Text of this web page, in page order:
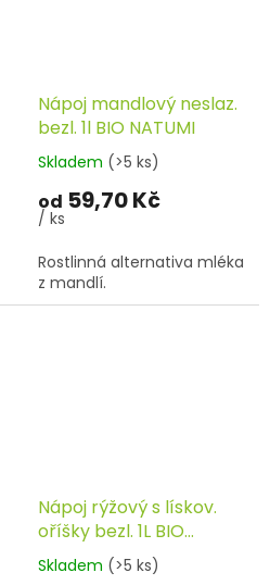
Nápoj mandlový neslaz.
bezl. 1l BIO NATUMI
Skladem (>5 ks)
od 59,70 Kč
/ ks
Rostlinná alternativa mléka
z mandlí.
Nápoj rýžový s lískov.
oříšky bezl. 1L BIO
ALINOR
Skladem (>5 ks)